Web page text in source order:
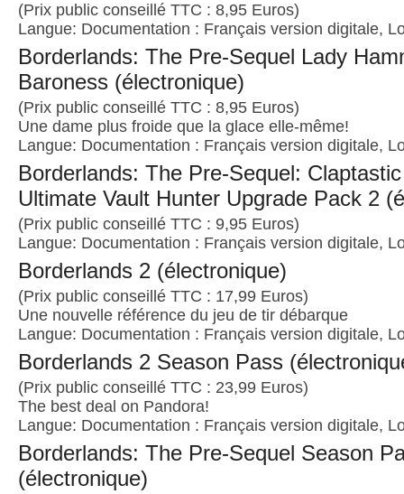
(Prix public conseillé TTC : 8,95 Euros)
Langue: Documentation : Français version digitale,
Borderlands: The Pre-Sequel Lady
Baroness (électronique)
(Prix public conseillé TTC : 8,95 Euros)
Une dame plus froide que la glace elle-même!
Langue: Documentation : Français version digitale,
Borderlands: The Pre-Sequel:
Ultimate Vault Hunter Upgrade Pack 2
(Prix public conseillé TTC : 9,95 Euros)
Langue: Documentation : Français version digitale,
Borderlands 2 (électronique)
(Prix public conseillé TTC : 17,99 Euros)
Une nouvelle référence du jeu de tir débarque
Langue: Documentation : Français version digitale,
Borderlands 2 Season Pass
(Prix public conseillé TTC : 23,99 Euros)
The best deal on Pandora!
Langue: Documentation : Français version digitale,
Borderlands: The Pre-Sequel Season
(électronique)